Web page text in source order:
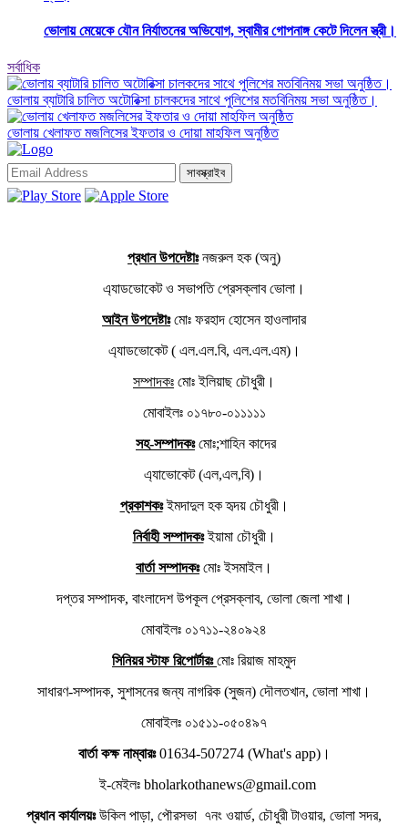
ভোলায় মেয়েকে যৌন নির্যাতনের অভিযোগ, স্বামীর গোপনাঙ্গ কেটে দিলেন স্ত্রী।
সর্বাধিক
ভোলায় ব্যাটারি চালিত অটোরিক্সা চালকদের সাথে পুলিশের মতবিনিময় সভা অনুষ্ঠিত।
ভোলায় খেলাফত মজলিসের ইফতার ও দোয়া মাহফিল অনুষ্ঠিত
সাবস্ক্রাইব
প্রধান উপদেষ্টাঃনজরুল হক (অনু)
এ্যাডভোকেট ও সভাপতি প্রেসক্লাব ভোলা।
আইন উপদেষ্টাঃমোঃ ফরহাদ হোসেন হাওলাদার
এ্যাডভোকেট ( এল.এল.বি, এল.এল.এম)।
সম্পাদকঃ মোঃ ইলিয়াছ চৌধুরী।
মোবাইলঃ ০১৭৮০-০১১১১১
সহ-সম্পাদকঃমোঃ;শাহিন কাদের
এ্যাভোকেট (এল,এল,বি)।
প্রকাশকঃইমদাদুল হক হৃদয় চৌধুরী।
নির্বাহী সম্পাদকঃইয়ামা চৌধুরী।
বার্তা সম্পাদকঃমোঃ ইসমাইল।
দপ্তর সম্পাদক, বাংলাদেশ উপকূল প্রেসক্লাব, ভোলা জেলা শাখা।
মোবাইলঃ ০১৭১১-২৪০৯২৪
সিনিয়র স্টাফ রিপোর্টারঃমোঃ রিয়াজ মাহমুদ
সাধারণ-সম্পাদক, সুশাসনের জন্য নাগরিক (সুজন) দৌলতখান, ভোলা শাখা।
মোবাইলঃ ০১৫১১-০৫০৪৯৭
বার্তা কক্ষ নাম্বারঃ01634-507274 (What's app)।
ই-মেইলঃ bholarkothanews@gmail.com
প্রধান কার্যালয়ঃউকিল পাড়া, পৌরসভা ৭নং ওয়ার্ড, চৌধুরী টাওয়ার, ভোলা সদর,